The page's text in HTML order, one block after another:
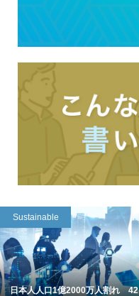
Sustainable
日本人人口1億2000万人割れ 42